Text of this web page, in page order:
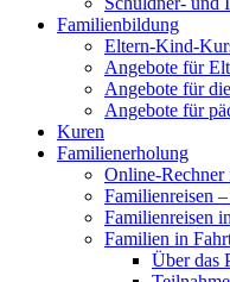
Familienbildung
Eltern-Kind-
Angebote für
Angebote für
Angebote für
Kuren
Familienerholung
Online-Rechner
Familienreisen
Familienreisen
Familien in
Über das